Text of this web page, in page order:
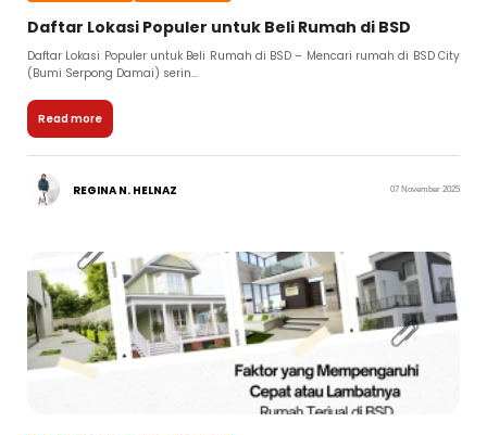
Daftar Lokasi Populer untuk Beli Rumah di BSD
Daftar Lokasi Populer untuk Beli Rumah di BSD – Mencari rumah di BSD City
(Bumi Serpong Damai) serin...
Read more
REGINA N. HELNAZ 07 November 2025